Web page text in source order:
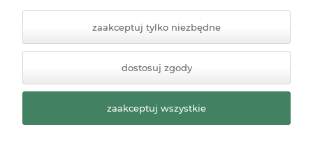
Styl graficzny ShopGadget.pl
Sklep internetowy Shoper
Premium
zaakceptuj tylko niezbędne
dostosuj zgody
zaakceptuj wszystkie